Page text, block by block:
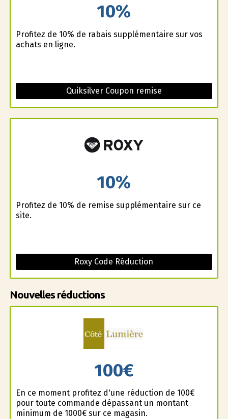
10%
Profitez de 10% de rabais supplémentaire sur vos
achats en ligne.
Quiksilver Coupon remise
10%
Profitez de 10% de remise supplémentaire sur ce
site.
Roxy Code Réduction
Nouvelles réductions
100€
En ce moment profitez d'une réduction de 100€
pour toute commande dépassant un montant
minimum de 1000€ sur ce magasin.